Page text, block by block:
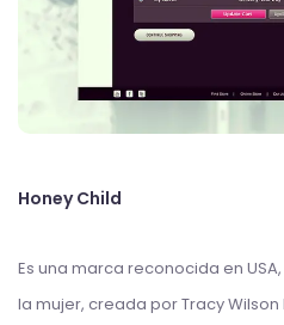
Honey Child
Es una marca reconocida en
la mujer, creada por Tracy Wilson